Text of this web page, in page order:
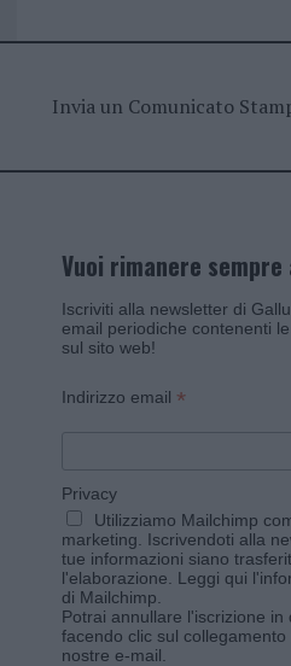
Invia un Comunicato
Vuoi rimanere
Iscriviti alla newsletter di
email periodiche contenenti
sul sito web!
Indirizzo email *
Privacy
Utilizziamo Mailchimp
marketing. Iscrivendoti alla
tue informazioni siano
l'elaborazione. Leggi qui
di Mailchimp
Potrai annullare l'iscrizione in
facendo clic sul
nostre e-mail.